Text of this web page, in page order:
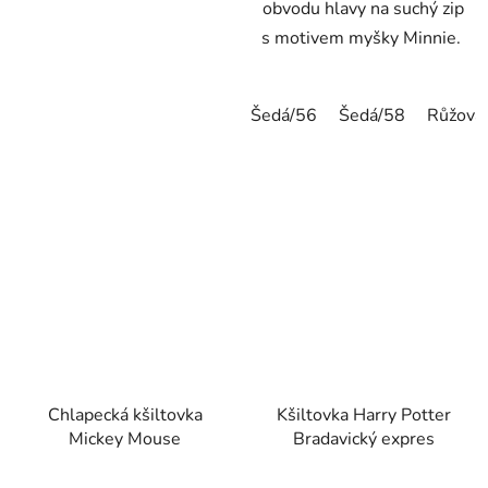
obvodu hlavy na suchý zip
s motivem myšky Minnie.
Šedá/56 Šedá/58
Chlapecká kšiltovka
Mickey Mouse
Kšiltovka Harry Potter
Bradavický expres